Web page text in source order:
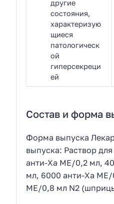
другие
состояния,
характеризую
щиеся
патологическ
ой
гиперсекреци
ей
Состав и форма
Форма выпуска
выпуска: Раствор
анти-Ха МЕ/0,2 мл,
мл, 6000 анти-Ха
МЕ/0,8 мл N2